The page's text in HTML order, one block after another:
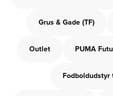
Grus & Gade (TF)
Outlet PUMA